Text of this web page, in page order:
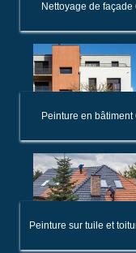
Nettoyage de façade
Peinture en bâtiment
Peinture sur tuile et